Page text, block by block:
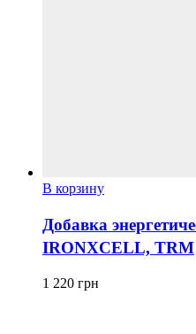
В корзину
Добавка
IRONXCELL, TRM
1 220 грн